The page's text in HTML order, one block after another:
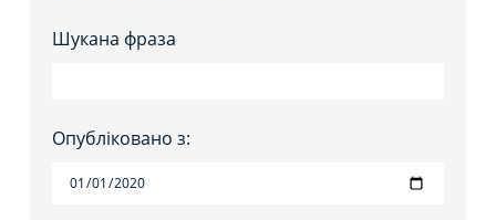
Шукана фраза
Опубліковано з: